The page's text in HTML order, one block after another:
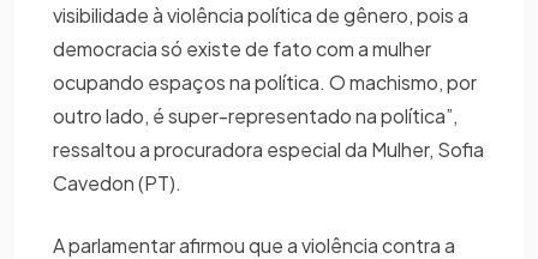
visibilidade à violência política de gênero, pois a
democracia só existe de fato com a mulher
ocupando espaços na política. O machismo, por
outro lado, é super-representado na política”,
ressaltou a procuradora especial da Mulher, Sofia
Cavedon (PT).
A parlamentar afirmou que a violência contra a